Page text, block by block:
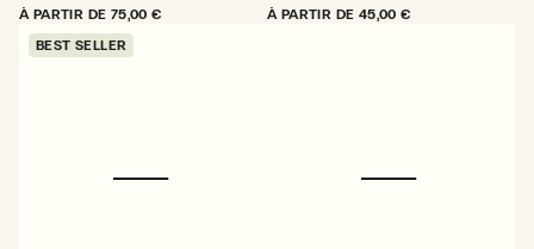
PRIX
NORMAL
À PARTIR DE 75,00 €
PRIX
À PARTIR DE 45,00 €
BEST SELLER